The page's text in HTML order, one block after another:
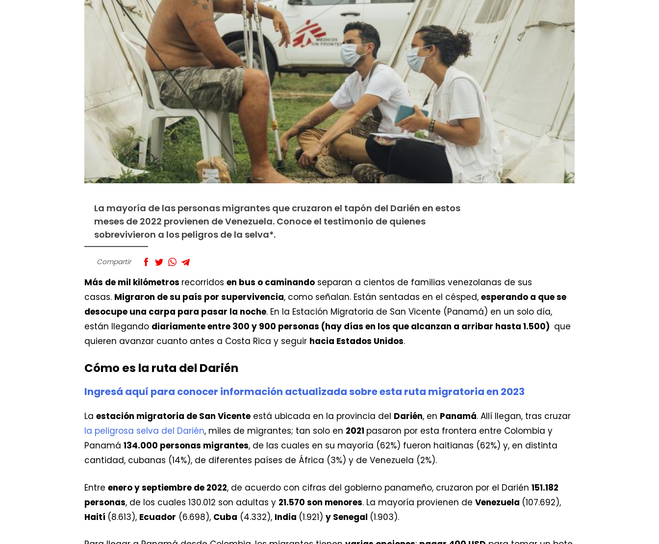
La mayoría de las personas migrantes que cruzaron el tapón del Darién en estos
meses de 2022 provienen de Venezuela. Conoce el testimonio de quienes
sobrevivieron a los peligros de la selva*.
Compartir
Más de mil kilómetros recorridos en bus o caminando separan a cientos de familias venezolanas de sus
casas. Migraron de su país por supervivencia, como señalan. Están sentadas en el césped, esperando a que se
desocupe una carpa para pasar la noche. En la Estación Migratoria de San Vicente (Panamá) en un solo día,
están llegando diariamente entre 300 y 900 personas (hay días en los que alcanzan a arribar hasta 1.500) que
quieren avanzar cuanto antes a Costa Rica y seguir hacia Estados Unidos.
Cómo es la ruta del Darién
Ingresá aquí para conocer información actualizada sobre esta ruta migratoria en 2023
La estación migratoria de San Vicente está ubicada en la provincia del Darién, en Panamá. Allí llegan, tras cruzar
la peligrosa selva del Darién, miles de migrantes; tan solo en 2021 pasaron por esta frontera entre Colombia y
Panamá 134.000 personas migrantes, de las cuales en su mayoría (62%) fueron haitianas (62%) y, en distinta
cantidad, cubanas (14%), de diferentes países de África (3%) y de Venezuela (2%).
Entre enero y septiembre de 2022, de acuerdo con cifras del gobierno panameño, cruzaron por el Darién 151.182
personas, de los cuales 130.012 son adultas y 21.570 son menores. La mayoría provienen de Venezuela (107.692),
Haití (8.613), Ecuador (6.698), Cuba (4.332), India (1.921) y Senegal (1.903).